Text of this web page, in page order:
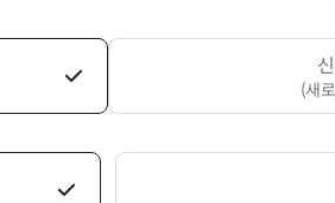
(새